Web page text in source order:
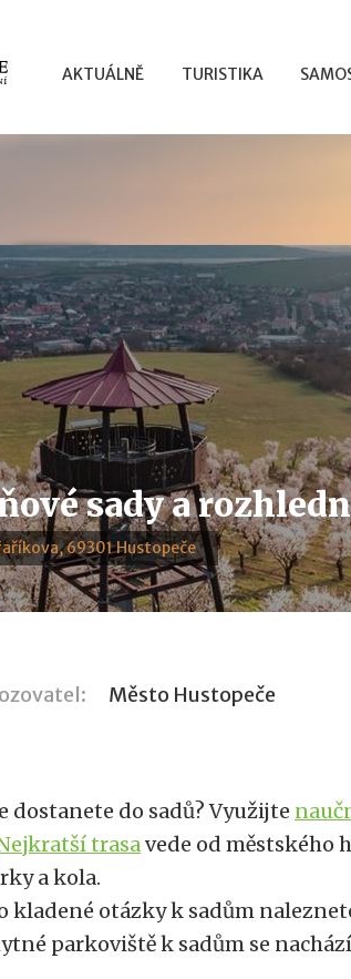
AKTUÁLNĚ TURISTIKA
sady a
69301 Hustopeče
Město Hustopeče
dostanete do sadů? Využijte
trasavede od městského
a kola.
kladené otázky k sadům
parkoviště k sadům se